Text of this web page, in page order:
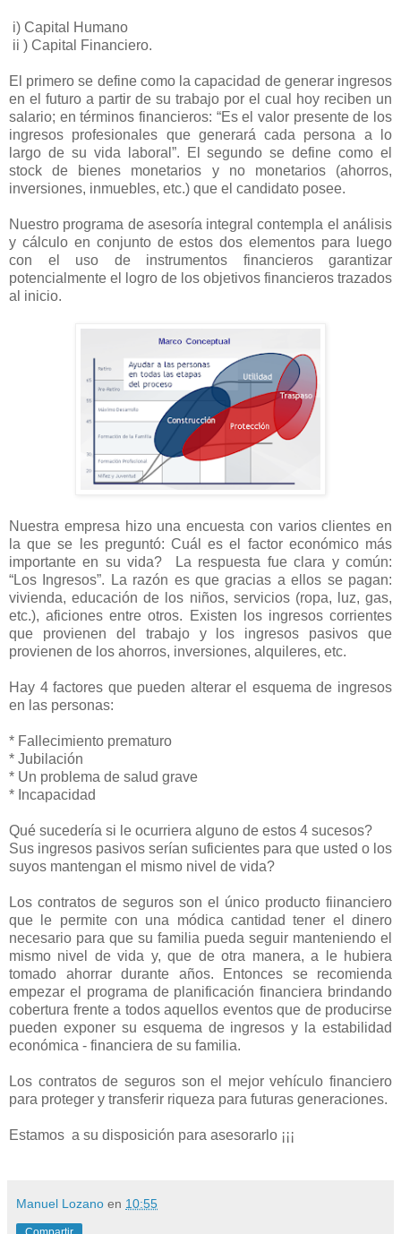
i) Capital Humano
ii ) Capital Financiero.
El primero se define como la capacidad de generar ingresos
en el futuro a partir de su trabajo por el cual hoy reciben un
salario; en términos financieros: “Es el valor presente de los
ingresos profesionales que generará cada persona a lo
largo de su vida laboral”. El segundo se define como el
stock de bienes monetarios y no monetarios (ahorros,
inversiones, inmuebles, etc.) que el candidato posee.
Nuestro programa de asesoría integral contempla el análisis
y cálculo en conjunto de estos dos elementos para luego
con el uso de instrumentos financieros garantizar
potencialmente el logro de los objetivos financieros trazados
al inicio.
Nuestra empresa hizo una encuesta con varios clientes en
la que se les preguntó: Cuál es el factor económico más
importante en su vida? La respuesta fue clara y común:
“Los Ingresos”. La razón es que gracias a ellos se pagan:
vivienda, educación de los niños, servicios (ropa, luz, gas,
etc.), aficiones entre otros. Existen los ingresos corrientes
que provienen del trabajo y los ingresos pasivos que
provienen de los ahorros, inversiones, alquileres, etc.
Hay 4 factores que pueden alterar el esquema de ingresos
en las personas:
* Fallecimiento prematuro
* Jubilación
* Un problema de salud grave
* Incapacidad
Qué sucedería si le ocurriera alguno de estos 4 sucesos?
Sus ingresos pasivos serían suficientes para que usted o los
suyos mantengan el mismo nivel de vida?
Los contratos de seguros son el único producto fiinanciero
que le permite con una módica cantidad tener el dinero
necesario para que su familia pueda seguir manteniendo el
mismo nivel de vida y, que de otra manera, a le hubiera
tomado ahorrar durante años. Entonces se recomienda
empezar el programa de planificación financiera brindando
cobertura frente a todos aquellos eventos que de producirse
pueden exponer su esquema de ingresos y la estabilidad
económica - financiera de su familia.
Los contratos de seguros son el mejor vehículo financiero
para proteger y transferir riqueza para futuras generaciones.
Estamos a su disposición para asesorarlo ¡¡¡
Manuel Lozano en 10:55